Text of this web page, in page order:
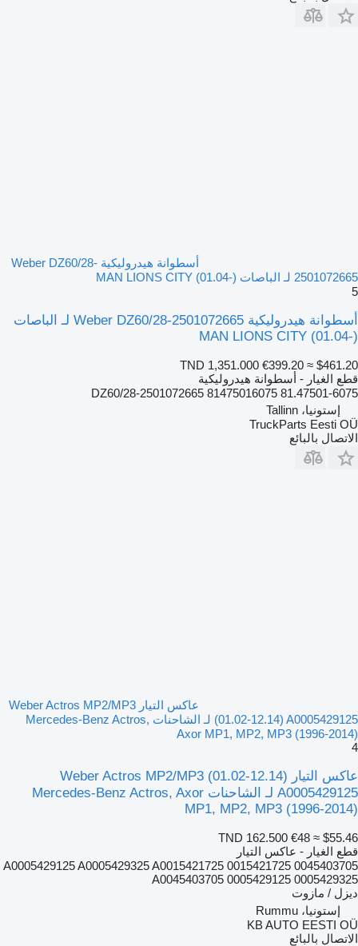
أسطوانة هيدروليكية Weber DZ60/28-
2501072665 لـ الباصات MAN LIONS CITY (01.04-)
5
أسطوانة هيدروليكية Weber DZ60/28-2501072665 لـ الباصات
MAN LIONS CITY (01.04-)
TND 1,351.000 €399.20 ≈ $461.20
قطع الغيار - أسطوانة هيدروليكية
DZ60/28-2501072665 81475016075 81.47501-6075
إستونيا، Tallinn
TruckParts Eesti OÜ
الاتصال بالبائع
عاكس التيار Weber Actros MP2/MP3
(01.02-12.14) A0005429125 لـ الشاحنات Mercedes-Benz Actros,
Axor MP1, MP2, MP3 (1996-2014)
4
عاكس التيار Weber Actros MP2/MP3 (01.02-12.14)
A0005429125 لـ الشاحنات Mercedes-Benz Actros, Axor
MP1, MP2, MP3 (1996-2014)
TND 162.500 €48 ≈ $55.46
قطع الغيار - عاكس التيار
A0005429125 A0005429325 A0015421725 0015421725 0045403705
A0045403705 0005429125 0005429325
ديزل / مازوت
إستونيا، Rummu
KB AUTO EESTI OÜ
الاتصال بالبائع